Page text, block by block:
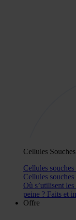
Cellules Souches
Cellules souches
Cellules
Où s’utilisent
peine ? Faits et
Offre